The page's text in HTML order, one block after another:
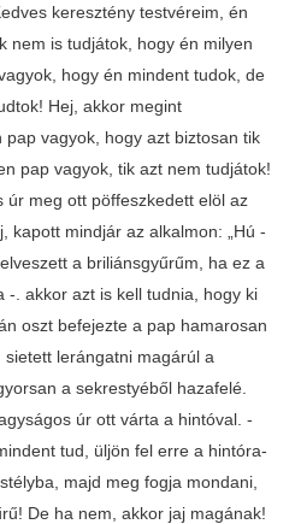
keresztény testvéreim, én
nem is tudjátok, hogy én milyen
hogy én mindent tudok, de
Hej, akkor megint
vagyok, hogy azt biztosan tik
pap vagyok, tik azt nem tudjátok!
úr meg ott pöffeszkedett elöl az
kapott mindjár az alkalmon: „Hú -
a briliánsgyűrűm, ha ez a
-. akkor azt is kell tudnia, hogy ki
oszt befejezte a pap hamarosan
lerángatni magárúl a
a sekrestyéből hazafelé.
úr ott várta a hintóval. -
tud, üljön fel erre a hintóra-
majd meg fogja mondani,
De ha nem, akkor jaj magának!